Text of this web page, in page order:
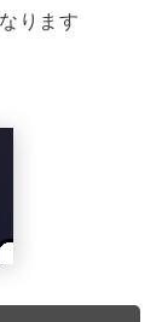
ります